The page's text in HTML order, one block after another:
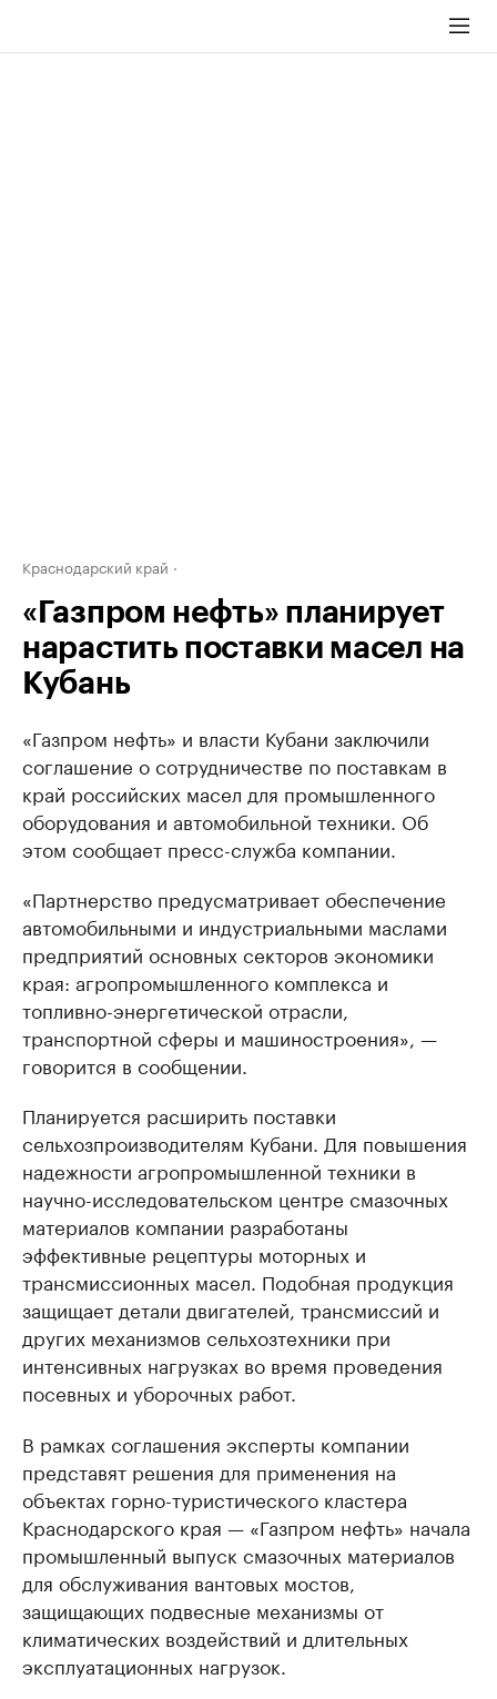
Краснодарский край
«Газпром нефть» планирует
нарастить поставки масел на
Кубань
«Газпром нефть» и власти Кубани заключили
соглашение о сотрудничестве по поставкам в
край российских масел для промышленного
оборудования и автомобильной техники. Об
этом сообщает пресс-служба компании.
«Партнерство предусматривает обеспечение
автомобильными и индустриальными маслами
предприятий основных секторов экономики
края: агропромышленного комплекса и
топливно-энергетической отрасли,
транспортной сферы и машиностроения», —
говорится в сообщении.
Планируется расширить поставки
сельхозпроизводителям Кубани. Для повышения
надежности агропромышленной техники в
научно-исследовательском центре смазочных
материалов компании разработаны
эффективные рецептуры моторных и
трансмиссионных масел. Подобная продукция
защищает детали двигателей, трансмиссий и
других механизмов сельхозтехники при
интенсивных нагрузках во время проведения
посевных и уборочных работ.
В рамках соглашения эксперты компании
представят решения для применения на
объектах горно-туристического кластера
Краснодарского края — «Газпром нефть» начала
промышленный выпуск смазочных материалов
для обслуживания вантовых мостов,
защищающих подвесные механизмы от
климатических воздействий и длительных
эксплуатационных нагрузок.